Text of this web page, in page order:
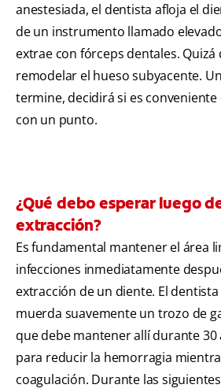
anestesiada, el dentista afloja el
de un instrumento llamado
extrae con fórceps dentales. Quizá
remodelar el hueso subyacente.
termine, decidirá si es conveniente
con un punto.
¿Qué debo esperar luego
extracción?
Es fundamental mantener el área
infecciones inmediatamente
extracción de un diente. El
muerda suavemente un trozo de
que debe mantener allí durante 30
para reducir la hemorragia
coagulación. Durante las